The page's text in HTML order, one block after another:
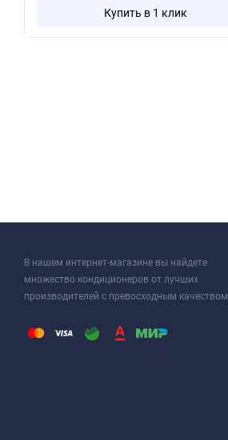
Купить в 1 клик
В нашем интернет-магазине вы найдете
множество кондиционеров от лучших
производителей с превосходным качеством.